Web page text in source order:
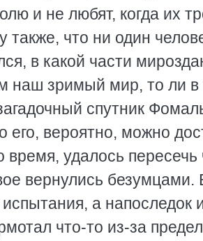
и не любят, когда их
что ни один
в какой части
наш зримый мир, то ли в
спутник
вероятно, можно
удалось
вернулись безумцами.
а напоследок
что-то из-за